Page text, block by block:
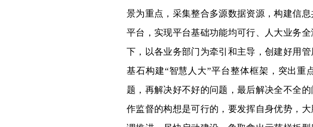
景为重点，采集整合多源数据资源，构建信
平台，实现平台基础功能均可行、人大业务
下，以各业务部门为牵引和主导，创建好用
基石构建“智慧人大”平台整体框架，突出重
题，再解决好不好的问题，最后解决全不全
作监督的构想是可行的，要发挥自身优势，